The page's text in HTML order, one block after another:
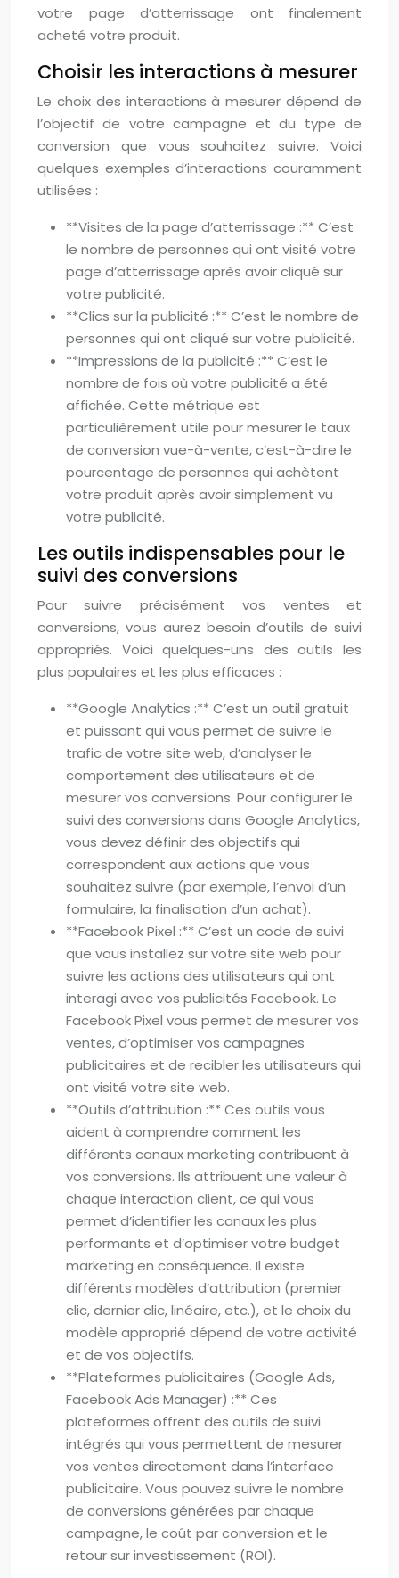
votre page d’atterrissage ont finalement
acheté votre produit.
Choisir les interactions à mesurer
Le choix des interactions à mesurer dépend de
l’objectif de votre campagne et du type de
conversion que vous souhaitez suivre. Voici
quelques exemples d’interactions couramment
utilisées :
**Visites de la page d’atterrissage :** C’est
le nombre de personnes qui ont visité votre
page d’atterrissage après avoir cliqué sur
votre publicité.
**Clics sur la publicité :** C’est le nombre de
personnes qui ont cliqué sur votre publicité.
**Impressions de la publicité :** C’est le
nombre de fois où votre publicité a été
affichée. Cette métrique est
particulièrement utile pour mesurer le taux
de conversion vue-à-vente, c’est-à-dire le
pourcentage de personnes qui achètent
votre produit après avoir simplement vu
votre publicité.
Les outils indispensables pour le
suivi des conversions
Pour suivre précisément vos ventes et
conversions, vous aurez besoin d’outils de suivi
appropriés. Voici quelques-uns des outils les
plus populaires et les plus efficaces :
**Google Analytics :** C’est un outil gratuit
et puissant qui vous permet de suivre le
trafic de votre site web, d’analyser le
comportement des utilisateurs et de
mesurer vos conversions. Pour configurer le
suivi des conversions dans Google Analytics,
vous devez définir des objectifs qui
correspondent aux actions que vous
souhaitez suivre (par exemple, l’envoi d’un
formulaire, la finalisation d’un achat).
**Facebook Pixel :** C’est un code de suivi
que vous installez sur votre site web pour
suivre les actions des utilisateurs qui ont
interagi avec vos publicités Facebook. Le
Facebook Pixel vous permet de mesurer vos
ventes, d’optimiser vos campagnes
publicitaires et de recibler les utilisateurs qui
ont visité votre site web.
**Outils d’attribution :** Ces outils vous
aident à comprendre comment les
différents canaux marketing contribuent à
vos conversions. Ils attribuent une valeur à
chaque interaction client, ce qui vous
permet d’identifier les canaux les plus
performants et d’optimiser votre budget
marketing en conséquence. Il existe
différents modèles d’attribution (premier
clic, dernier clic, linéaire, etc.), et le choix du
modèle approprié dépend de votre activité
et de vos objectifs.
**Plateformes publicitaires (Google Ads,
Facebook Ads Manager) :** Ces
plateformes offrent des outils de suivi
intégrés qui vous permettent de mesurer
vos ventes directement dans l’interface
publicitaire. Vous pouvez suivre le nombre
de conversions générées par chaque
campagne, le coût par conversion et le
retour sur investissement (ROI).